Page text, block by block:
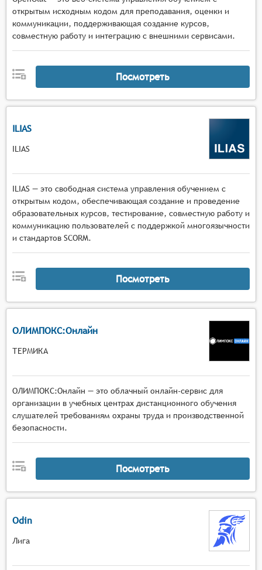
открытым исходным кодом для преподавания, оценки и
коммуникации, поддерживающая создание курсов,
совместную работу и интеграцию с внешними сервисами.
Посмотреть
ILIAS
ILIAS
ILIAS — это свободная система управления обучением с
открытым кодом, обеспечивающая создание и проведение
образовательных курсов, тестирование, совместную работу и
коммуникацию пользователей с поддержкой многоязычности
и стандартов SCORM.
Посмотреть
ОЛИМПОКС:Онлайн
ТЕРМИКА
ОЛИМПОКС:Онлайн — это облачный онлайн-сервис для
организации в учебных центрах дистанционного обучения
слушателей требованиям охраны труда и производственной
безопасности.
Посмотреть
Odin
Лига